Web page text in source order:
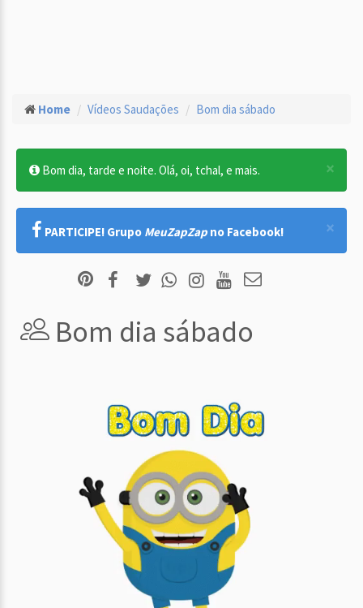
Home Vídeos Saudações Bom dia sábado
×
Bom dia, tarde e noite. Olá, oi, tchal, e mais.
×
PARTICIPE! Grupo MeuZapZap no Facebook!
Bom dia sábado